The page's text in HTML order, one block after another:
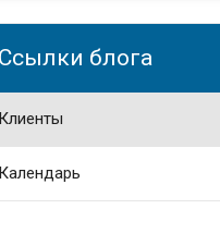
Ссылки блога
Клиенты
Календарь